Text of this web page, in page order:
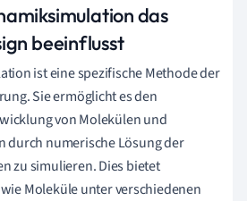
das
beeinflusst
ist eine spezifische Methode der
Sie ermöglicht es den
von Molekülen und
durch numerische Lösung der
zu simulieren. Dies bietet
Moleküle unter verschiedenen